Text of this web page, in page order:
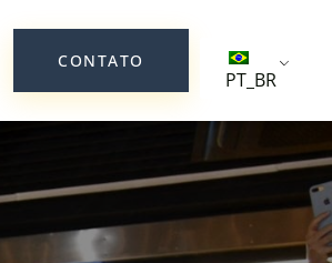
CONTATO
PT_BR